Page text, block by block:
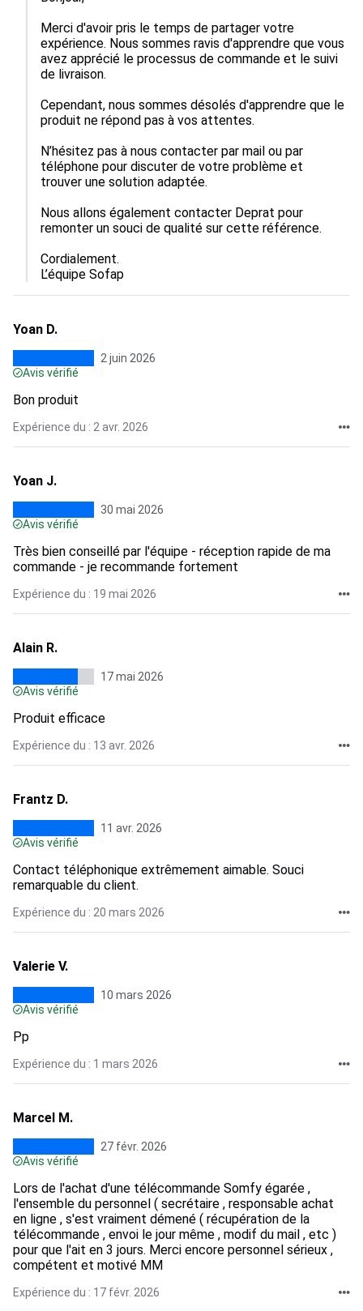
Merci d'avoir pris le temps de partager votre
expérience. Nous sommes ravis d'apprendre que vous
avez apprécié le processus de commande et le suivi
de livraison.
Cependant, nous sommes désolés d'apprendre que le
produit ne répond pas à vos attentes.
N’hésitez pas à nous contacter par mail ou par
téléphone pour discuter de votre problème et
trouver une solution adaptée.
Nous allons également contacter Deprat pour
remonter un souci de qualité sur cette référence.
Cordialement.
L’équipe Sofap
Yoan D.
2 juin 2026
Avis vérifié
Bon produit
Expérience du : 2 avr. 2026
Yoan J.
30 mai 2026
Avis vérifié
Très bien conseillé par l'équipe - réception rapide de ma
commande - je recommande fortement
Expérience du : 19 mai 2026
Alain R.
17 mai 2026
Avis vérifié
Produit efficace
Expérience du : 13 avr. 2026
Frantz D.
11 avr. 2026
Avis vérifié
Contact téléphonique extrêmement aimable. Souci
remarquable du client.
Expérience du : 20 mars 2026
Valerie V.
10 mars 2026
Avis vérifié
Pp
Expérience du : 1 mars 2026
Marcel M.
27 févr. 2026
Avis vérifié
Lors de l'achat d'une télécommande Somfy égarée ,
l'ensemble du personnel ( secrétaire , responsable achat
en ligne , s'est vraiment démené ( récupération de la
télécommande , envoi le jour même , modif du mail , etc )
pour que l'ait en 3 jours. Merci encore personnel sérieux ,
compétent et motivé MM
Expérience du : 17 févr. 2026